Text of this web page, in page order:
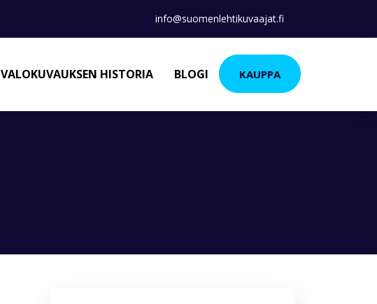
info@suomenlehtikuvaajat.fi
VALOKUVAUKSEN HISTORIA BLOGI KAUPPA